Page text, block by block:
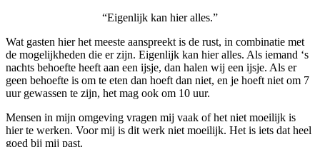
“Eigenlijk kan hier alles.”
Wat gasten hier het meeste aanspreekt is de rust, in combinatie met
de mogelijkheden die er zijn. Eigenlijk kan hier alles. Als iemand ‘s
nachts behoefte heeft aan een ijsje, dan halen wij een ijsje. Als er
geen behoefte is om te eten dan hoeft dan niet, en je hoeft niet om 7
uur gewassen te zijn, het mag ook om 10 uur.
Mensen in mijn omgeving vragen mij vaak of het niet moeilijk is
hier te werken. Voor mij is dit werk niet moeilijk. Het is iets dat heel
goed bij mij past.